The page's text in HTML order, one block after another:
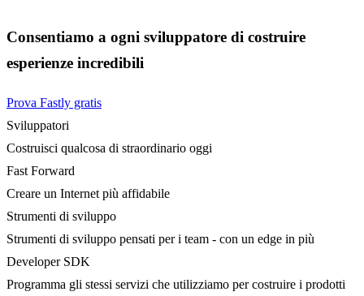
Consentiamo a ogni sviluppatore di costruire
esperienze incredibili
Prova Fastly gratis
Sviluppatori
Costruisci qualcosa di straordinario oggi
Fast Forward
Creare un Internet più affidabile
Strumenti di sviluppo
Strumenti di sviluppo pensati per i team - con un edge in più
Developer SDK
Programma gli stessi servizi che utilizziamo per costruire i prodotti